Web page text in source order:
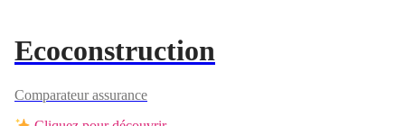
Ecoconstruction
Comparateur assurance